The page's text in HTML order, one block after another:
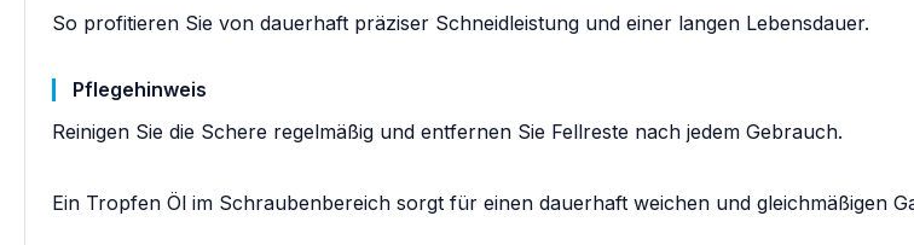
So profitieren Sie von dauerhaft präziser Schneidleistung und einer langen Lebensdauer.
Pflegehinweis
Reinigen Sie die Schere regelmäßig und entfernen Sie Fellreste nach jedem Gebrauch.
Ein Tropfen Öl im Schraubenbereich sorgt für einen dauerhaft weichen und gleichmäßigen